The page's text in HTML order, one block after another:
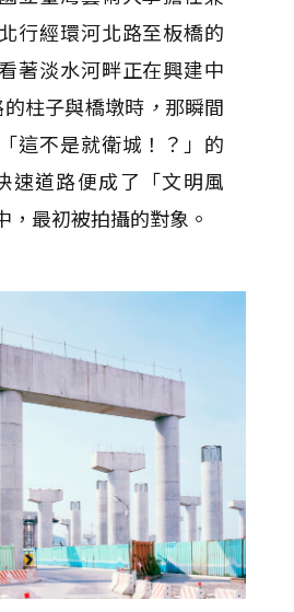
行經環河北路至板橋的
著淡水河畔正在興建中
柱子與橋墩時 ， 那瞬間
這不是就衛城！？」的
速道路便成了「文明風
，最初被拍攝的對象。